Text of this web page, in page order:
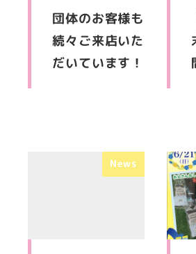
団体のお客様も
続々ご来店いた
だいています！
News